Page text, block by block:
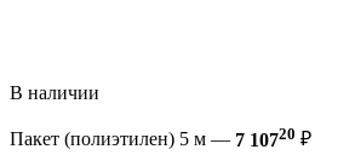
В наличии
Пакет (полиэтилен) 5 м — 7 10720 ₽